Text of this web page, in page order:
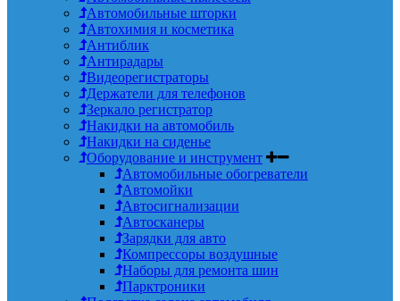
Автомобильные шторки
Автохимия и косметика
Антиблик
Антирадары
Видеорегистраторы
Держатели для телефонов
Зеркало регистратор
Накидки на автомобиль
Накидки на сиденье
Оборудование и инструмент
Автомобильные обогреватели
Автомойки
Автосигнализации
Автосканеры
Зарядки для авто
Компрессоры воздушные
Наборы для ремонта шин
Парктроники